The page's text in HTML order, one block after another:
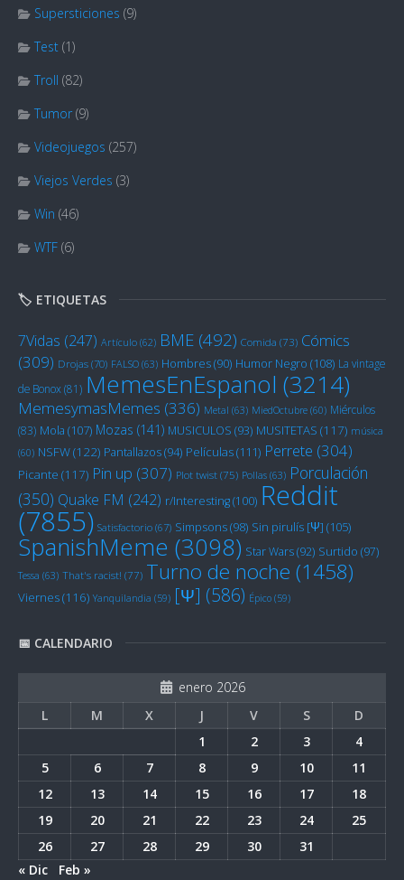
Supersticiones (9)
Test (1)
Troll (82)
Tumor (9)
Videojuegos (257)
Viejos Verdes (3)
Win (46)
WTF (6)
🏷️ ETIQUETAS
7Vidas (247) Artículo (62) BME (492) Comida (73) Cómics
(309) Drojas (70) FALSO (63) Hombres(90) Humor Negro (108) La vintage
de Bonox(81) MemesEnEspanol (3214)
MemesymasMemes (336) Metal (63) MiedOctubre (60) Miérculos
(83) Mola (107) Mozas (141) MUSICULOS (93) MUSITETAS (117) música
(60) NSFW(122) Pantallazos(94) Películas(111) Perrete (304)
Picante (117) Pin up (307) Plot twist (75) Pollas (63) Porculación
(350) Quake FM (242) r/Interesting(100) Reddit
(7855) Satisfactorio (67) Simpsons(98) Sin pirulís [Ψ] (105)
SpanishMeme (3098) Star Wars(92) Surtido (97)
Tessa (63) That's racist! (77) Turno de noche (1458)
Viernes(116) Yanquilandia (59) [Ψ] (586) Épico (59)
📅 CALENDARIO
enero 2026
L
M X J V S
D
1
2 3
4
5
6 7 8 9 10
11
12
13 14 15 16 17
18
19
20 21 22 23 24
25
26
27 28 29 30
31
« Dic
Feb »